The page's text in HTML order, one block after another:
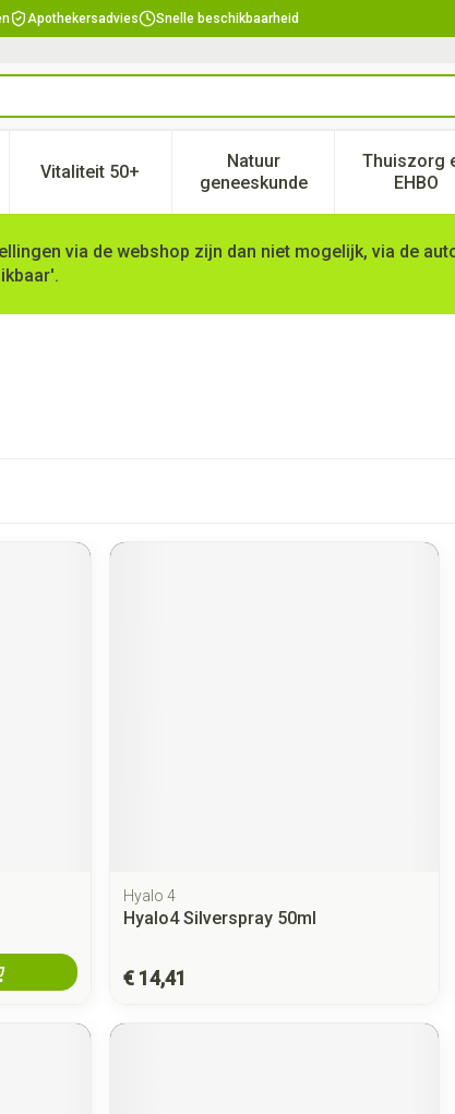
Apothekersadvies Snelle beschikbaarheid
categorie
en vitamines categorie
voor Zwangerschap en kinderen categorie
Vitaliteit 50+Toon submenu voor Vitaliteit 50+ categorie
Natuur
geneeskunde
Toon submenu voor
Thuiszorg
EHBO
via de webshop zijn dan niet mogelijk, via de
Hyalo 4
Hyalo4 Silverspray 50ml
€ 14,41